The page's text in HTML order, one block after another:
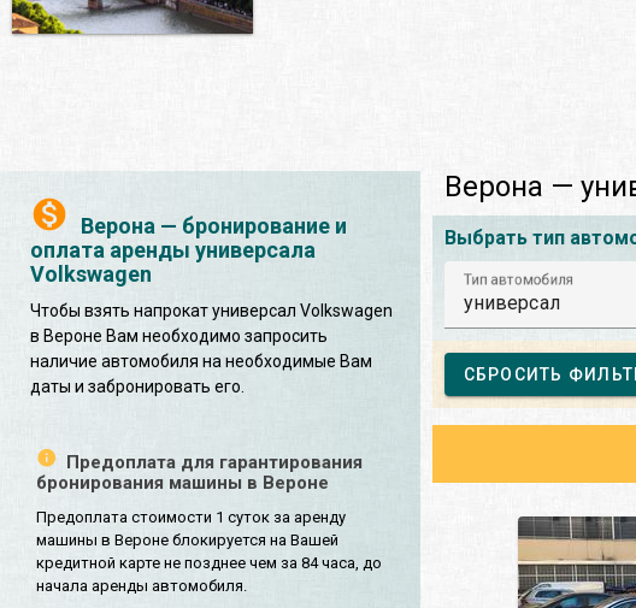
Верона — бронирование и
оплата аренды универсала
Volkswagen
Чтобы взять напрокат универсал Volkswagen
в Вероне Вам необходимо запросить
наличие автомобиля на необходимые Вам
даты и забронировать его.
Предоплата для гарантирования
бронирования машины в Вероне
Предоплата стоимости 1 суток за аренду
машины в Вероне блокируется на Вашей
кредитной карте не позднее чем за 84 часа, до
начала аренды автомобиля.
Верона —
Выбрать тип
Тип автомобиля
универсал
СБРОСИТЬ